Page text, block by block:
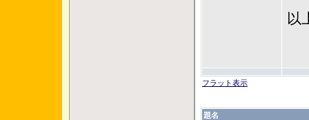
以
フラット表示
題名